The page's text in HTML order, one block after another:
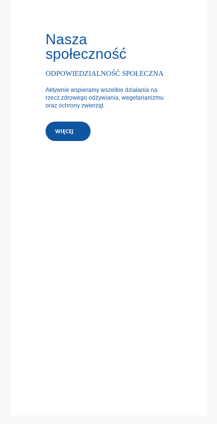
Nasza
społeczność
ODPOWIEDZIALNOŚĆ SPOŁECZNA
Aktywnie wspieramy wszelkie działania na
rzecz zdrowego odżywiania, wegetarianizmu
oraz ochrony zwierząt.
WIĘCEJ